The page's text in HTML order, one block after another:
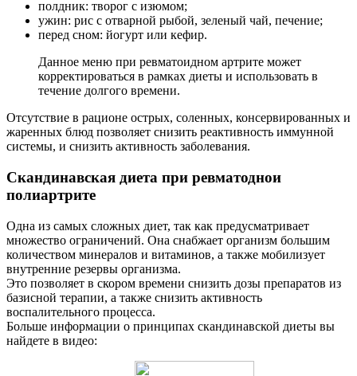
полдник: творог с изюмом;
ужин: рис с отварной рыбой, зеленый чай, печение;
перед сном: йогурт или кефир.
Данное меню при ревматоидном артрите может
корректироваться в рамках диеты и использовать в
течение долгого времени.
Отсутствие в рационе острых, соленных, консервированных и
жаренных блюд позволяет снизить реактивность иммунной
системы, и снизить активность заболевания.
Скандинавская диета при ревматоднои
полиартрите
Одна из самых сложных диет, так как предусматривает
множество ограничений. Она снабжает организм большим
количеством минералов и витаминов, а также мобилизует
внутренние резервы организма.
Это позволяет в скором времени снизить дозы препаратов из
базисной терапии, а также снизить активность
воспалительного процесса.
Больше информации о принципах скандинавской диеты вы
найдете в видео: